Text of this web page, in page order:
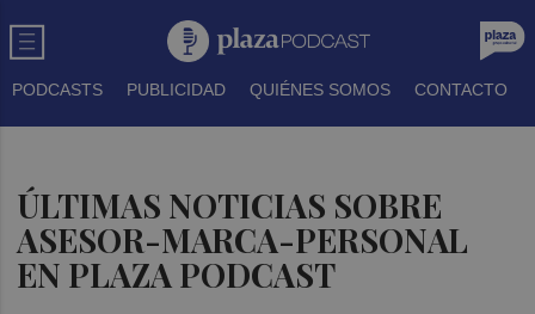
PODCASTS PUBLICIDAD QUIÉNES SOMOS CONTACTO
ÚLTIMAS NOTICIAS SOBRE
ASESOR-MARCA-PERSONAL
EN PLAZA PODCAST